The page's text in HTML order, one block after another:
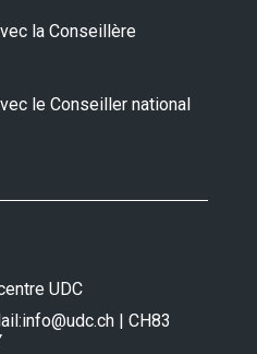
la Conseillère
le Conseiller national
UDC
info@udc.ch | CH83